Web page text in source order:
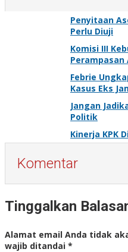
Penyitaan
Perlu Diuji
Komisi III
Perampasan
Febrie
Kasus Eks
Jangan
Politik
Kinerja KPK
Komentar
Tinggalkan
Alamat email Anda tidak
wajib ditandai *